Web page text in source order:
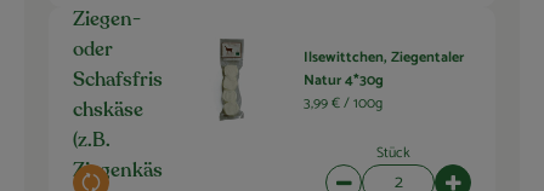
Ziegen-
oder
Schafsfris
chskäse
(z.B.
Ziegenkäs
Ilsewittchen, Ziegentaler
Natur 4*30g
3,99 € /100g
Stück